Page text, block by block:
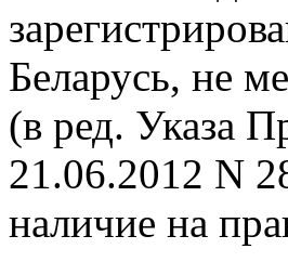
Беларусь, не
(в ред. Указа
21.06.2012 N
наличие на